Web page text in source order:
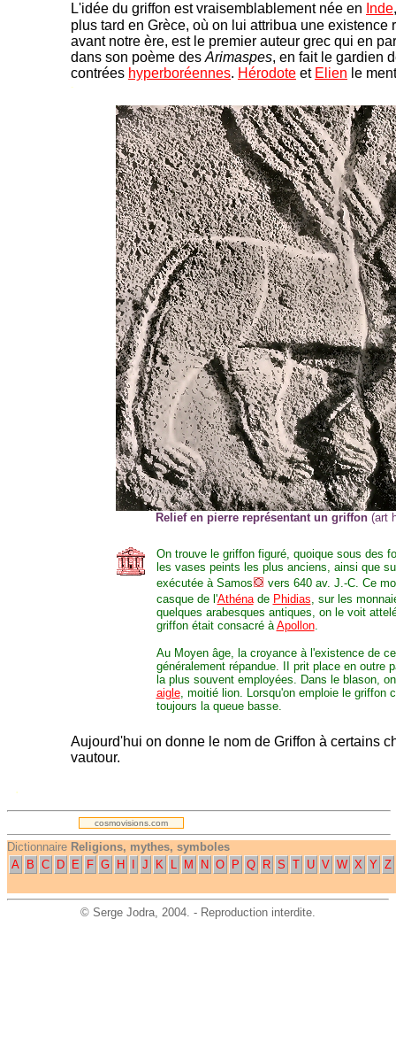
L'idée du griffon est vraisemblablement née en Inde
plus tard en Grèce, où on lui attribua une existence
avant notre ère, est le premier auteur grec qui en
dans son poème desArimaspes, en fait le gardien
contrées hyperboréennes. Hérodote et Elien le
-
Relief en pierre représentant un griffon(art
On trouve le griffon figuré, quoique sous des
les vases peints les plus anciens, ainsi que
exécutée à Samos
vers 640 av. J.-C. Ce
casque de l'Athénade Phidias, sur les
quelques arabesques antiques, on le voit
griffon était consacré àApollon.
Au Moyen âge, la croyance à l'existence de
généralement répandue. II prit place en outre
la plus souvent employées. Dans le blason,
aigle, moitié lion. Lorsqu'on emploie le griffon
toujours la queue basse.
Aujourd'hui on donne le nom de Griffon à certains
vautour.
.
cosmovisions.com
Dictionnaire Religions, mythes, symboles
A
B C D E F G H J K L M N O P Q R S T U V W X Y Z
© Serge Jodra, 2004. - Reproduction interdite.